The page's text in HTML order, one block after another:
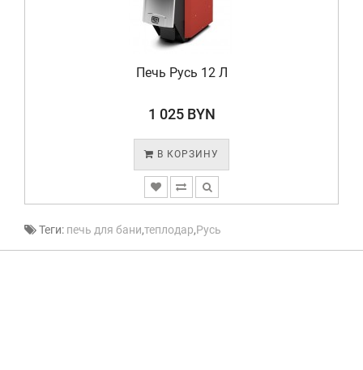
Печь Русь 12 Л
1 025 BYN
В КОРЗИНУ
Теги: печь для бани,теплодар,Русь